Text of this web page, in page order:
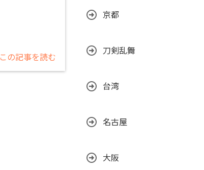
この記事を読む
京都
刀剣乱舞
台湾
名古屋
大阪